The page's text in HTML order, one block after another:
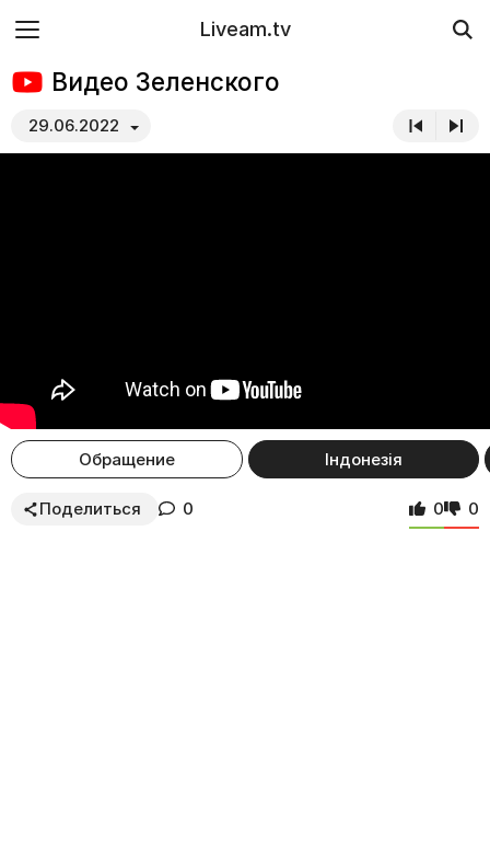
Liveam.tv
Видео Зеленского
29.06.2022
Обращение Індонезія
Поделиться 0 0 0